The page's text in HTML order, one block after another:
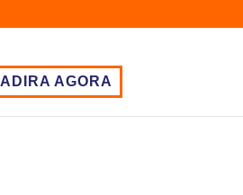
ADIRA AGORA